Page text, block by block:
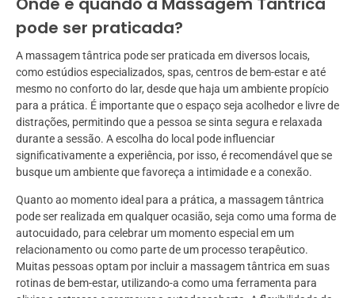
pode ser praticada?
A massagem tântrica pode ser praticada em diversos locais,
como estúdios especializados, spas, centros de bem-estar e até
mesmo no conforto do lar, desde que haja um ambiente propício
para a prática. É importante que o espaço seja acolhedor e livre de
distrações, permitindo que a pessoa se sinta segura e relaxada
durante a sessão. A escolha do local pode influenciar
significativamente a experiência, por isso, é recomendável que se
busque um ambiente que favoreça a intimidade e a conexão.
Quanto ao momento ideal para a prática, a massagem tântrica
pode ser realizada em qualquer ocasião, seja como uma forma de
autocuidado, para celebrar um momento especial em um
relacionamento ou como parte de um processo terapêutico.
Muitas pessoas optam por incluir a massagem tântrica em suas
rotinas de bem-estar, utilizando-a como uma ferramenta para